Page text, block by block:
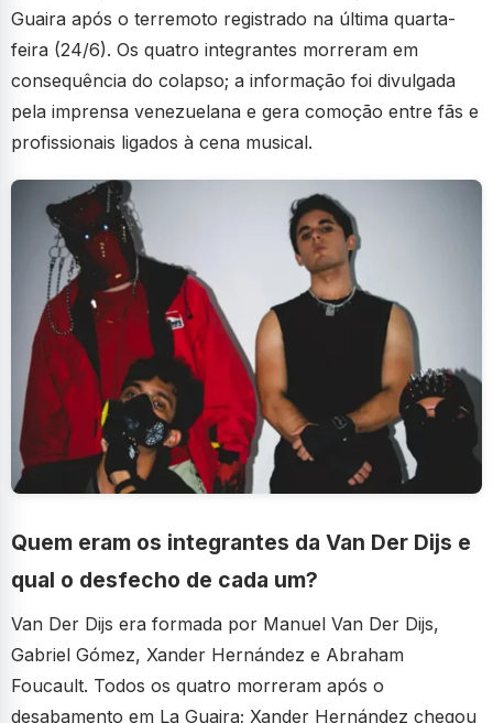
Guaira após o terremoto registrado na última quarta-
feira (24/6). Os quatro integrantes morreram em
consequência do colapso; a informação foi divulgada
pela imprensa venezuelana e gera comoção entre fãs e
profissionais ligados à cena musical.
Quem eram os integrantes da Van Der Dijs e
qual o desfecho de cada um?
Van Der Dijs era formada por Manuel Van Der Dijs,
Gabriel Gómez, Xander Hernández e Abraham
Foucault. Todos os quatro morreram após o
desabamento em La Guaira; Xander Hernández chegou